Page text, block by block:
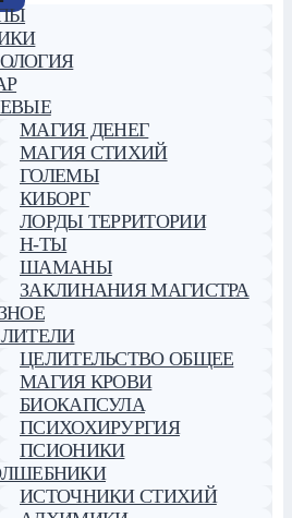
МАГИЯ ДЕНЕГ
МАГИЯ СТИХИЙ
ГОЛЕМЫ
КИБОРГ
ЛОРДЫ ТЕРРИТОРИИ
Н-ТЫ
ШАМАНЫ
ЗАКЛИНАНИЯ МАГИСТРА
ЦЕЛИТЕЛЬСТВО ОБЩЕЕ
МАГИЯ КРОВИ
БИОКАПСУЛА
ПСИХОХИРУРГИЯ
ПСИОНИКИ
ИСТОЧНИКИ СТИХИЙ